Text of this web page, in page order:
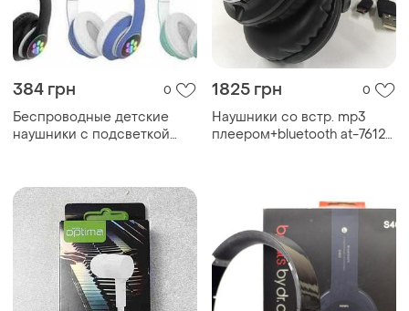
384 грн 0
Беспроводные детские
наушники с подсветкой
1825 грн 0
Наушники со встр. mp3
плеером+bluetooth at-7612